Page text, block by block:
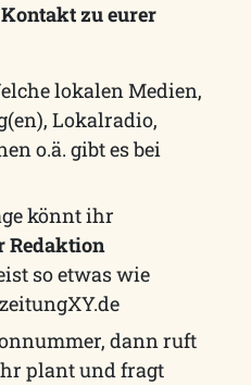
zu eurer
lokalen Medien,
Lokalradio,
o.ä. gibt es bei
könnt ihr
Redaktion
so etwas wie
dann ruft
plant und fragt